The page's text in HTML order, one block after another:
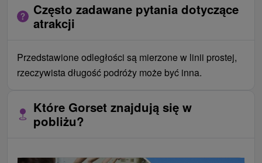
Często zadawane pytania dotyczące
atrakcji
Przedstawione odległości są mierzone w linii prostej,
rzeczywista długość podróży może być inna.
Które Gorset znajdują się w
pobliżu?